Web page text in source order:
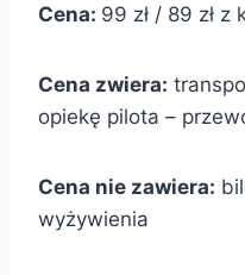
Cena: 99 zł / 89 zł
Cena zwiera:
opiekę pilota –
Cena nie zawiera:
wyżywienia